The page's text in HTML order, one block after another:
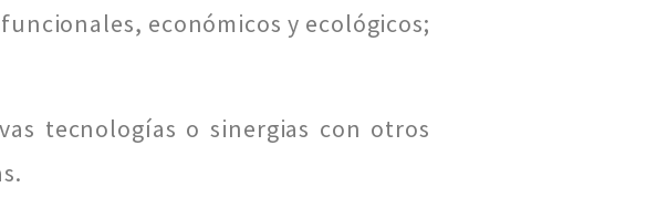
económicos y ecológicos;
tecnologías o sinergias con otros